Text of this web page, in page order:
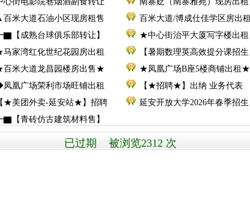
百米大道石油小区现房租售
百米大道/博成仕佳学区房出租
┣▇【成熟台球俱乐部转让】
★中心街治平大厦写字楼出租
家湾红化世纪花园房出租
【暑期数理英高效提分课招生
米大道龙昌园楼房出售★
★凤凰广场B座5楼商铺出租★
凰广场荣利市场旺铺出租
【★招聘★】出纳 业务代表
【★美团外卖-延安站★】招聘
延安开放大学2026年春季招生
┣▇【青砖仿古建筑材料售】
已过期 被浏览2312 次